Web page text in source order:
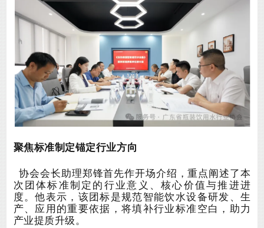
聚焦标准制定锚定行业方向
协会会长助理郑锋首先作开场介绍，重点阐述了本
次 团体标准制定的行业意义、核心价值与推进进
度。他表示，该团标是规范智能饮水设备研发、生
产、应用的重要依据，将填补行业标准空白，助力
产业提质升级。